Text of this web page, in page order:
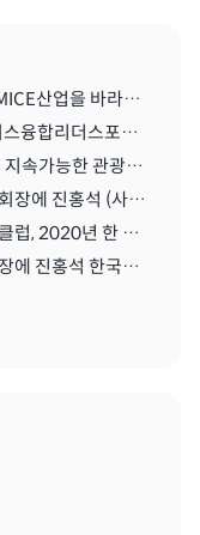
[스마트관광신문] 진홍석 회장, “관광·MICE산업을 바라보는 가치의 전환을 위해 노력이 필요한 시기” | 2021.04.29
[디스커버리뉴스] '진홍석 (사)한국마이스융합리더스포럼 회장',"코로나를 또다른 기회로" | 2020.07.06
[메트로 트래블] <기고> 코로나19 이후 지속가능한 관광마이스산업과 'MICE 5.0' | 2020.06.28
[티티엘뉴스] 국제 스콜 서울클럽 신임 회장에 진홍석 (사)한국마이스융합리더스포럼 회장 | 2019.12.13
[비티앤마이스뉴스] 스콜(SKÅL) 서울 클럽, 2020년 한 해 동안 이끌 새 임원진 구성하다 | 2019.12.13
[메트로트래블] 신임 스콜 서울 클럽 회장에 진홍석 한국마이스융합리더스포럼회장 선출 | 2019.12.22